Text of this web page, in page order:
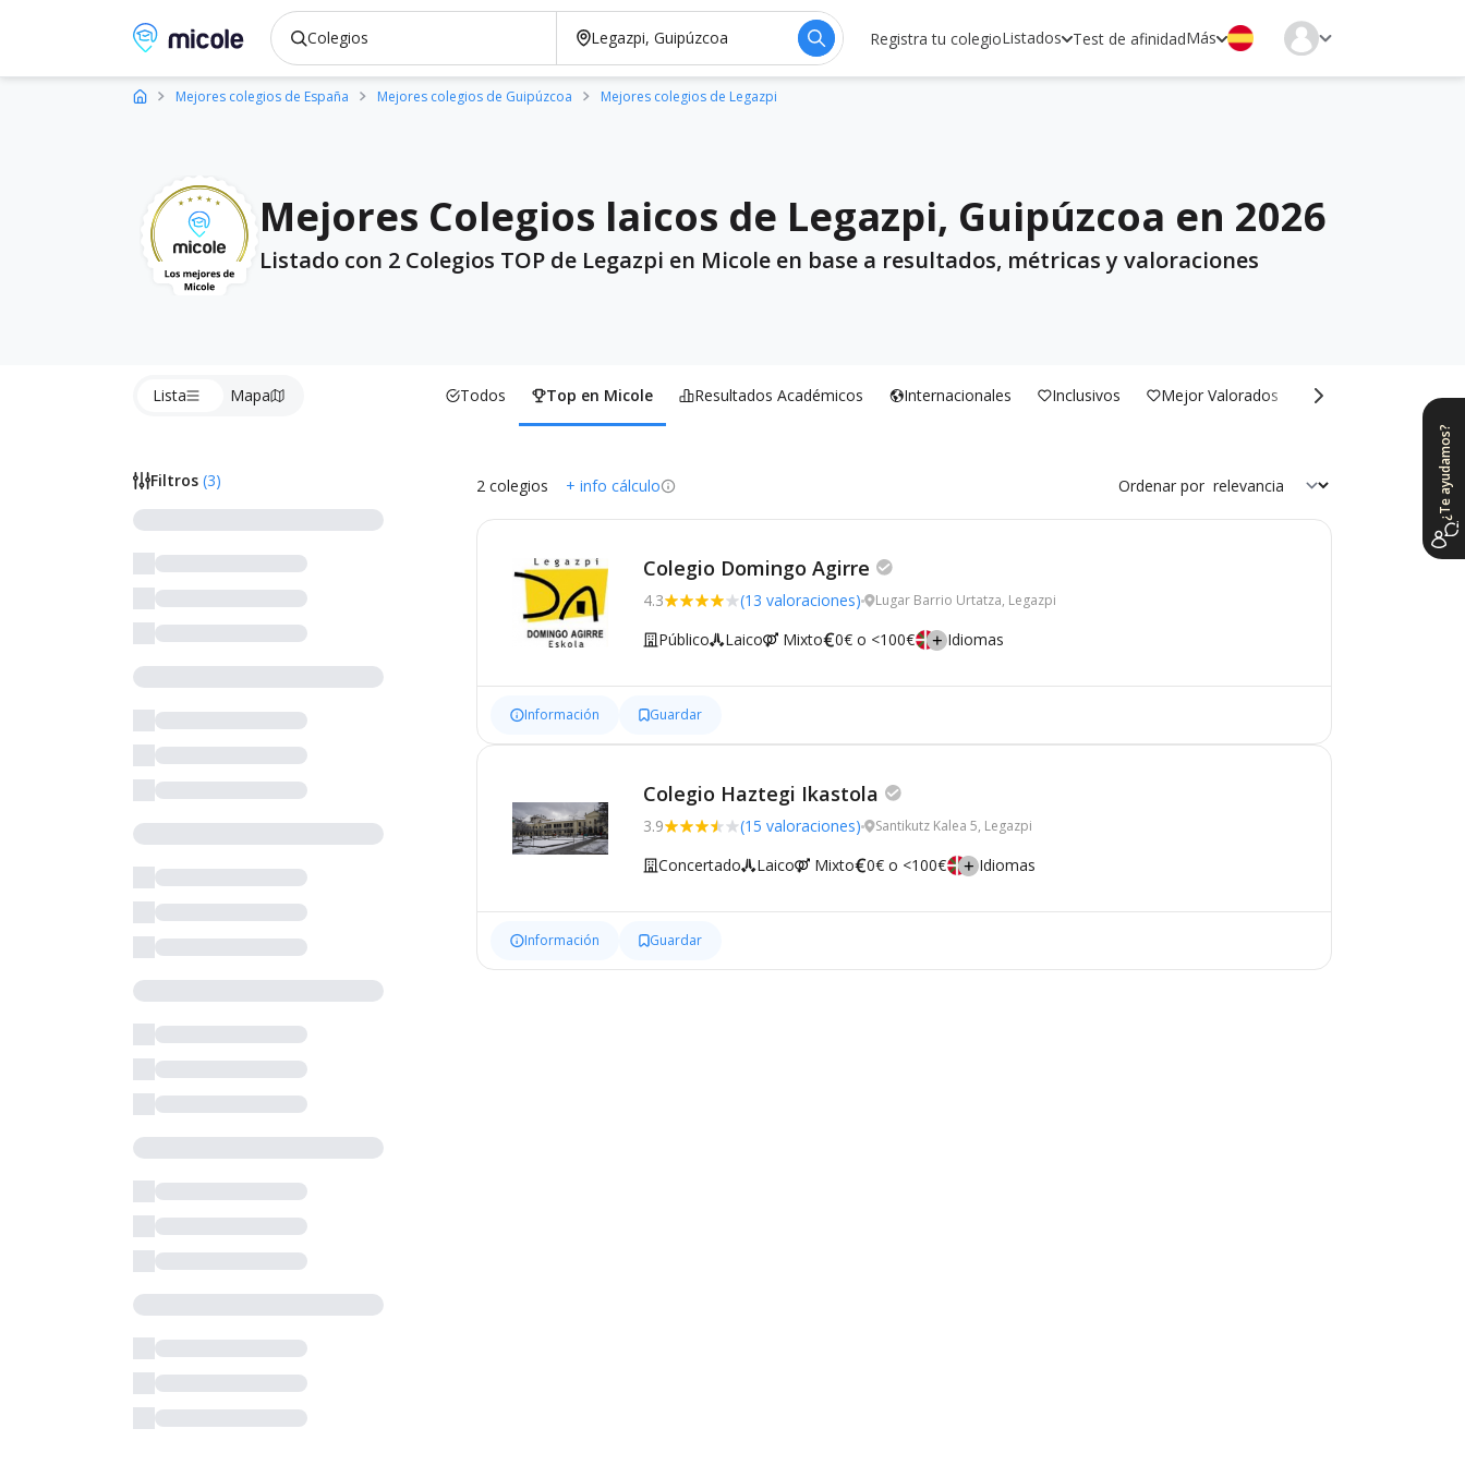
Micole, buscador de colegios Registra tu colegioListados Test de afinidadMás
Mejores colegios de España Mejores colegios de Guipúzcoa Mejores colegios de Legazpi
Mejores Colegios laicos de Legazpi, Guipúzcoa en 2026
Listado con 2 Colegios TOP de Legazpi en Micole en base a resultados, métricas y valoraciones
Lista Mapa Todos Top en Micole Resultados Académicos Internacionales Inclusivos Mejor Valorados
Filtros (3) 2 colegios + info cálculo Ordenar por
Colegio Domingo Agirre
4.3 (13 valoraciones) Lugar Barrio Urtatza, Legazpi
Público Laico Mixto 0€ o <100€ Idiomas
Información Guardar
Colegio Haztegi Ikastola
3.9 (15 valoraciones) Santikutz Kalea 5, Legazpi
Concertado Laico Mixto 0€ o <100€ Idiomas
Información Guardar
¿Te ayudamos?